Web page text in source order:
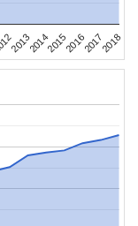
201320142015201620172018